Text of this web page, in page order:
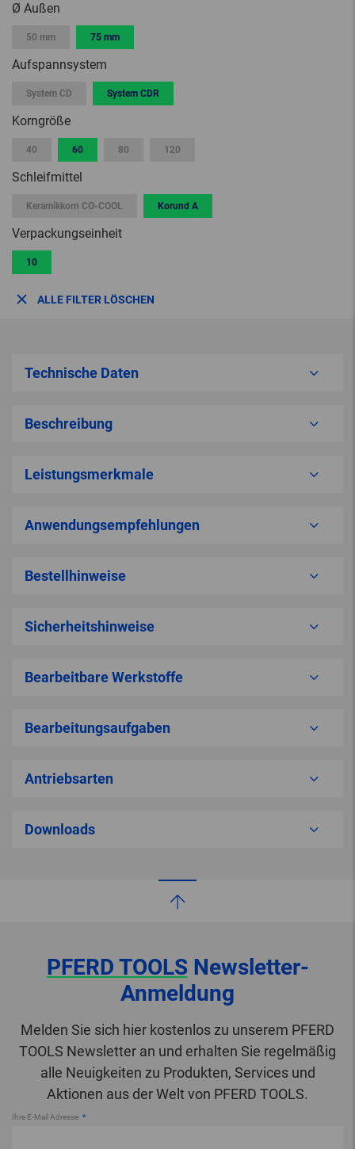
Ø Außen
50 mm 75 mm
Aufspannsystem
System CD System CDR
Korngröße
40 60 80 120
Schleifmittel
Keramikkorn CO-COOL Korund A
Verpackungseinheit
10
ALLE FILTER LÖSCHEN
Technische Daten
Beschreibung
Leistungsmerkmale
Anwendungsempfehlungen
Bestellhinweise
Sicherheitshinweise
Bearbeitbare Werkstoffe
Bearbeitungsaufgaben
Antriebsarten
Downloads
PFERD TOOLSNewsletter-
Anmeldung
Melden Sie sich hier kostenlos zu unserem PFERD
TOOLS Newsletter an und erhalten Sie regelmäßig
alle Neuigkeiten zu Produkten, Services und
Aktionen aus der Welt von PFERD TOOLS.
Ihre E-Mail Adresse